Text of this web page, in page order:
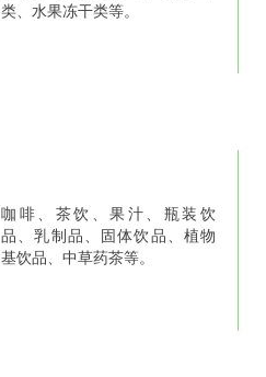
类、水果冻干类等。
咖啡、 茶饮、果汁、 瓶装饮
品、乳制品、 固体饮品、 植物
基饮品、中草药茶等。